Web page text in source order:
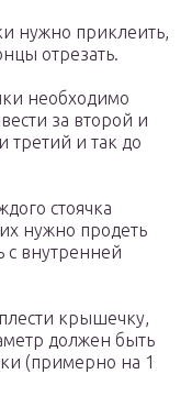
нужно приклеить,
отрезать.
необходимо
за второй и
третий и так до
стоячка
нужно продеть
с внутренней
крышечку,
должен быть
(примерно на 1